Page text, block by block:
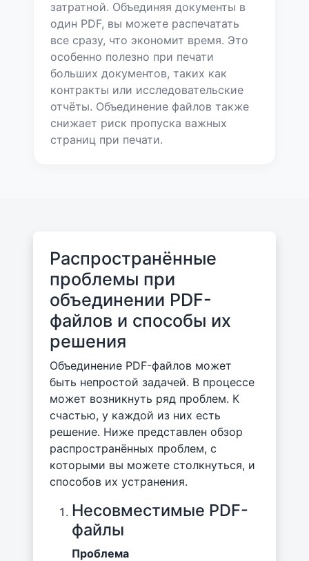
затратной. Объединяя документы в
один PDF, вы можете распечатать
все сразу, что экономит время. Это
особенно полезно при печати
больших документов, таких как
контракты или исследовательские
отчёты. Объединение файлов также
снижает риск пропуска важных
страниц при печати.
Распространённые
проблемы при
объединении PDF-
файлов и способы их
решения
Объединение PDF-файлов может
быть непростой задачей. В процессе
может возникнуть ряд проблем. К
счастью, у каждой из них есть
решение. Ниже представлен обзор
распространённых проблем, с
которыми вы можете столкнуться, и
способов их устранения.
Несовместимые PDF-
файлы
Проблема